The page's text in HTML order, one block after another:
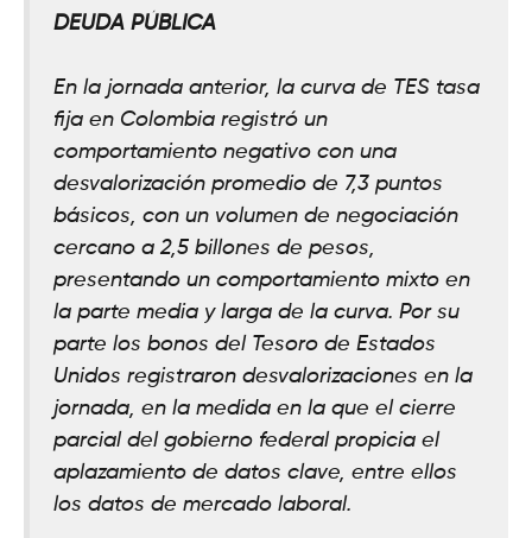
DEUDA PÚBLICA
En la jornada anterior, la curva de TES tasa
fija en Colombia registró un
comportamiento negativo con una
desvalorización promedio de 7,3 puntos
básicos, con un volumen de negociación
cercano a 2,5 billones de pesos,
presentando un comportamiento mixto en
la parte media y larga de la curva. Por su
parte los bonos del Tesoro de Estados
Unidos registraron desvalorizaciones en la
jornada, en la medida en la que el cierre
parcial del gobierno federal propicia el
aplazamiento de datos clave, entre ellos
los datos de mercado laboral.